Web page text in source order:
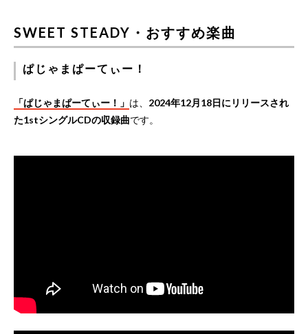
SWEET STEADY・おすすめ楽曲
ぱじゃまぱーてぃー！
「ぱじゃまぱーてぃー！」 は、 2024年12月18日にリリースされ
た1stシングルCDの収録曲です。